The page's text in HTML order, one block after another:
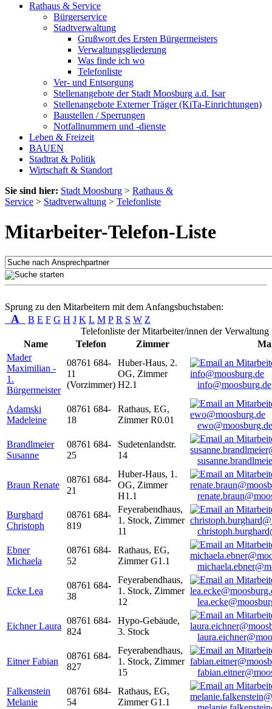
Rathaus & Service
Bürgerservice
Stadtverwaltung
Grußwort des Ersten Bürgermeisters
Verwaltungsgliederung
Was finde ich wo
Telefonliste
Ver- und Entsorgung
Stellenangebote der Stadt Moosburg a.d. Isar
Stellenangebote Externer Träger (KiTa-Einrichtungen)
Baustellen / Sperrungen
Notfallnummern und -dienste
Leben & Freizeit
BAUEN
Stadtrat & Politik
Wirtschaft & Standort
Sie sind hier: Stadt Moosburg > Rathaus &
Service > Stadtverwaltung > Telefonliste
Mitarbeiter-Telefon-Liste
Sprung zu den Mitarbeitern mit dem Anfangsbuchstaben:
A B E F G H J K L M P R S W Z
Telefonliste der Mitarbeiter/innen der Verwaltung
Name
Telefon Zimmer
Mader
Maximilian -
1.
Bürgermeister
08761 684-
11
(Vorzimmer)
Huber-Haus, 2.
OG, Zimmer
H2.1
info@moosburg.de
Adamski
Madeleine
08761 684-
18
Rathaus, EG,
Zimmer R0.01
ewo@moosburg.de
Brandlmeier
Susanne
08761 684-
25
Sudetenlandstr.
14
Braun Renate
08761 684-
21
Huber-Haus, 1.
OG, Zimmer
H1.1
Burghard
Christoph
08761 684-
819
Feyerabendhaus,
1. Stock, Zimmer
11
Ebner
Michaela
08761 684-
52
Rathaus, EG,
Zimmer G1.1
Ecke Lea
08761 684-
38
Feyerabendhaus,
1. Stock, Zimmer
12
Eichner Laura
08761 684-
824
Hypo-Gebäude,
3. Stock
Eitner Fabian
08761 684-
827
Feyerabendhaus,
1. Stock, Zimmer
15
Falkenstein
Melanie
08761 684-
54
Rathaus, EG,
Zimmer G1.1